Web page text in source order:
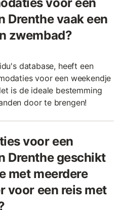
Drenthe vaak een
zwembad?
database, heeft een
voor een weekendje
is de ideale bestemming
door te brengen!
voor een
Drenthe geschikt
met meerdere
voor een reis met